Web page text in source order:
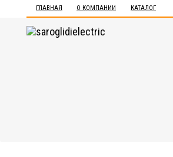
ГЛАВНАЯ О КОМПАНИИ КАТАЛОГ